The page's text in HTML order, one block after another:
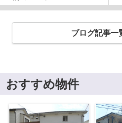
ブログ記事一
おすすめ物件